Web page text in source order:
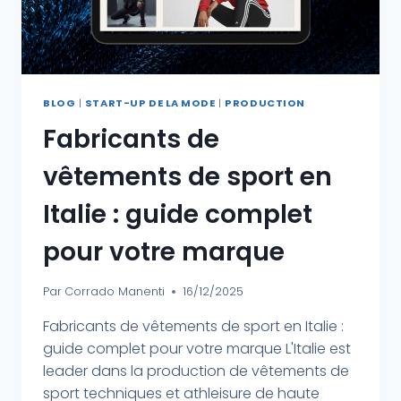
BLOG | START-UP DE LA MODE | PRODUCTION
Fabricants de
vêtements de sport en
Italie : guide complet
pour votre marque
Par Corrado Manenti 16/12/2025
Fabricants de vêtements de sport en Italie :
guide complet pour votre marque L'Italie est
leader dans la production de vêtements de
sport techniques et athleisure de haute